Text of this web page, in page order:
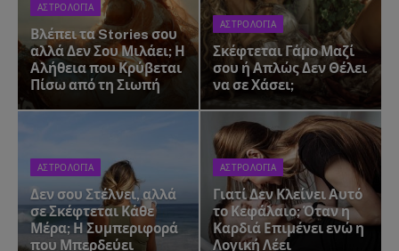
ΑΣΤΡΟΛΟΓΙΑ
Βλέπει τα Stories σου
αλλά Δεν Σου Μιλάει; Η
Αλήθεια που Κρύβεται
Πίσω από τη Σιωπή
ΑΣΤΡΟΛΟΓΙΑ
Σκέφτεται Γάμο Μαζί
σου ή Απλώς Δεν Θέλει
να σε Χάσει;
ΑΣΤΡΟΛΟΓΙΑ
Δεν σου Στέλνει, αλλά
σε Σκέφτεται Κάθε
Μέρα; Η Συμπεριφορά
που Μπερδεύει
ΑΣΤΡΟΛΟΓΙΑ
Γιατί Δεν Κλείνει Αυτό
το Κεφάλαιο; Όταν η
Καρδιά Επιμένει ενώ η
Λογική Λέει